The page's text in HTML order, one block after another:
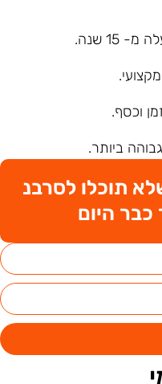
15 שנה.
מקצועי.
וכסף.
ביותר.
תוכלו לסרבנ
היום